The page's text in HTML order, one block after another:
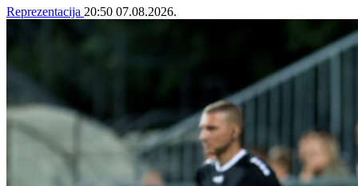
Reprezentacija 20:50 07.08.2026.